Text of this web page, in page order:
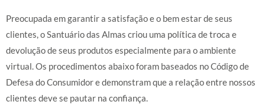
Preocupada em garantir a satisfação e o bem estar de seus
clientes, o Santuário das Almas criou uma política de troca e
devolução de seus produtos especialmente para o ambiente
virtual. Os procedimentos abaixo foram baseados no Código de
Defesa do Consumidor e demonstram que a relação entre nossos
clientes deve se pautar na confiança.